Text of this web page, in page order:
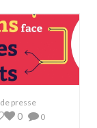
presse
0
0